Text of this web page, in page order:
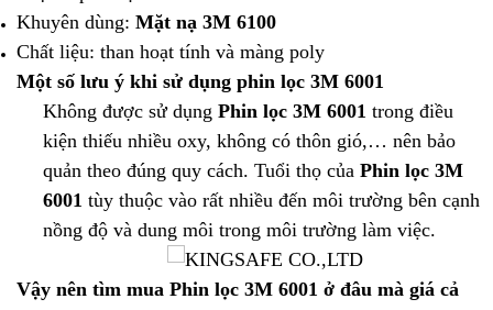
Khuyên dùng: Mặt nạ 3M 6100
Chất liệu: than hoạt tính và màng poly
Một số lưu ý khi sử dụng phin lọc 3M 6001
Không được sử dụng Phin lọc 3M 6001 trong điều
kiện thiếu nhiều oxy, không có thôn gió,… nên bảo
quản theo đúng quy cách. Tuổi thọ của Phin lọc 3M
6001 tùy thuộc vào rất nhiều đến môi trường bên cạnh
nồng độ và dung môi trong môi trường làm việc.
Vậy nên tìm mua Phin lọc 3M 6001 ở đâu mà giá cả